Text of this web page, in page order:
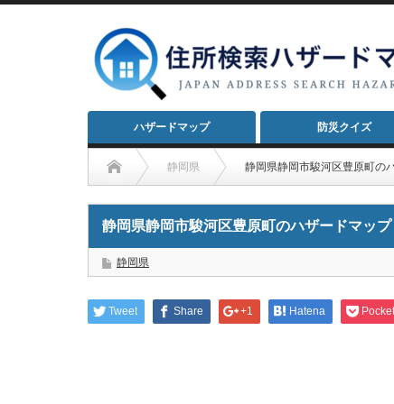
ハザードマップ 防災クイズ
静岡県 静岡県静岡市駿河区豊原町の
静岡県静岡市駿河区豊原町のハザードマップ
静岡県
Tweet Share +1 Hatena Pocket